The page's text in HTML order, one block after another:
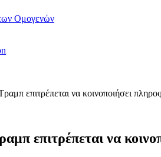
των Ομογενών
επιτρέπεται να κοινοποιήσει
επιτρέπεται να